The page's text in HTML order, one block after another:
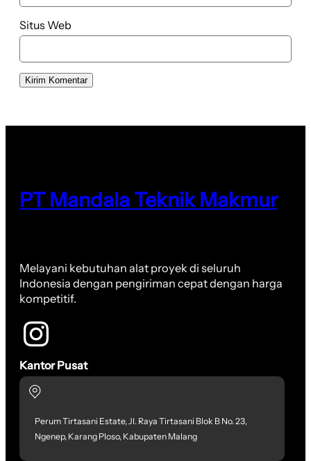
Situs Web
PT Mandala Teknik Makmur
Melayani kebutuhan alat proyek di seluruh
Indonesia dengan pengiriman cepat dengan harga
kompetitif.
Kantor Pusat
Perum Tirtasani Estate, Jl. Raya Tirtasani Blok B No. 23,
Ngenep, Karang Ploso, Kabupaten Malang